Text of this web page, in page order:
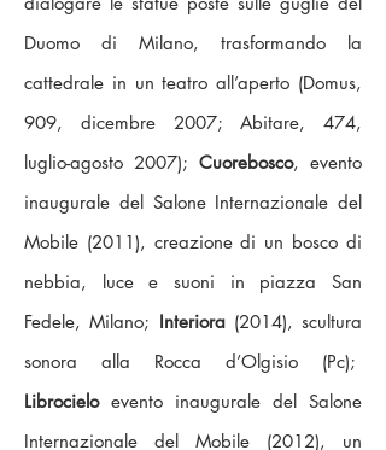
Duomo di Milano, trasformando la
cattedrale in un teatro all’aperto (Domus,
909, dicembre 2007; Abitare, 474,
luglio-agosto 2007); Cuorebosco, evento
inaugurale del Salone Internazionale del
Mobile (2011), creazione di un bosco di
nebbia, luce e suoni in piazza San
Fedele, Milano; Interiora (2014), scultura
sonora alla Rocca d’Olgisio (Pc);
Librocieloevento inaugurale del Salone
Internazionale del Mobile (2012), un